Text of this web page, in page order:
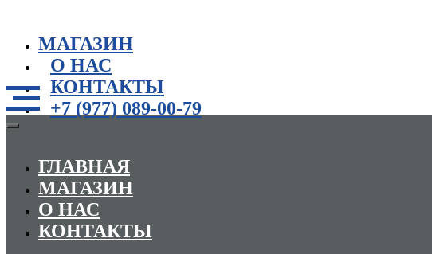
МАГАЗИН
О НАС
КОНТАКТЫ
+7 (977) 089-00-79
ГЛАВНАЯ
МАГАЗИН
О НАС
КОНТАКТЫ